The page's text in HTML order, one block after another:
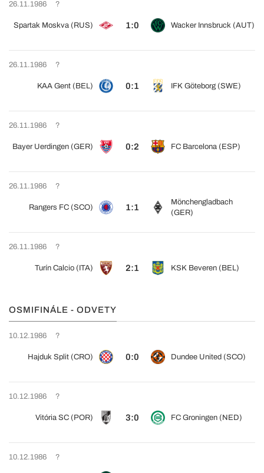
26.11.1986 ?
Spartak Moskva (RUS) 1:0 Wacker Innsbruck (AUT)
26.11.1986 ?
KAA Gent (BEL) 0:1 IFK Göteborg (SWE)
26.11.1986 ?
Bayer Uerdingen (GER) 0:2 FC Barcelona (ESP)
26.11.1986 ?
Rangers FC (SCO) 1:1
Mönchengladbach
(GER)
26.11.1986 ?
Turín Calcio (ITA) 2:1 KSK Beveren (BEL)
OSMIFINÁLE - ODVETY
10.12.1986 ?
Hajduk Split (CRO) 0:0 Dundee United (SCO)
10.12.1986 ?
Vitória SC (POR) 3:0 FC Groningen (NED)
10.12.1986 ?